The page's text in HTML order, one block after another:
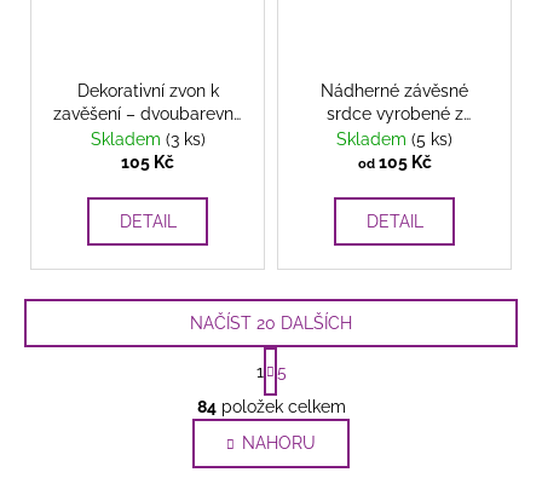
Dekorativní zvon k
zavěšení – dvoubarevné
provedení
Skladem (3 ks)
105 Kč
DETAIL
Nádherné závěsné
srdce vyrobené z
umělých bobulí
romantická dekorace z
Skladem (5 ks)
od105 Kč
DETAIL
O
v
l
á
NAČÍST 20 DALŠÍCH
S
t
r
á
n
k
1
5
84položek celkem
NAHORU